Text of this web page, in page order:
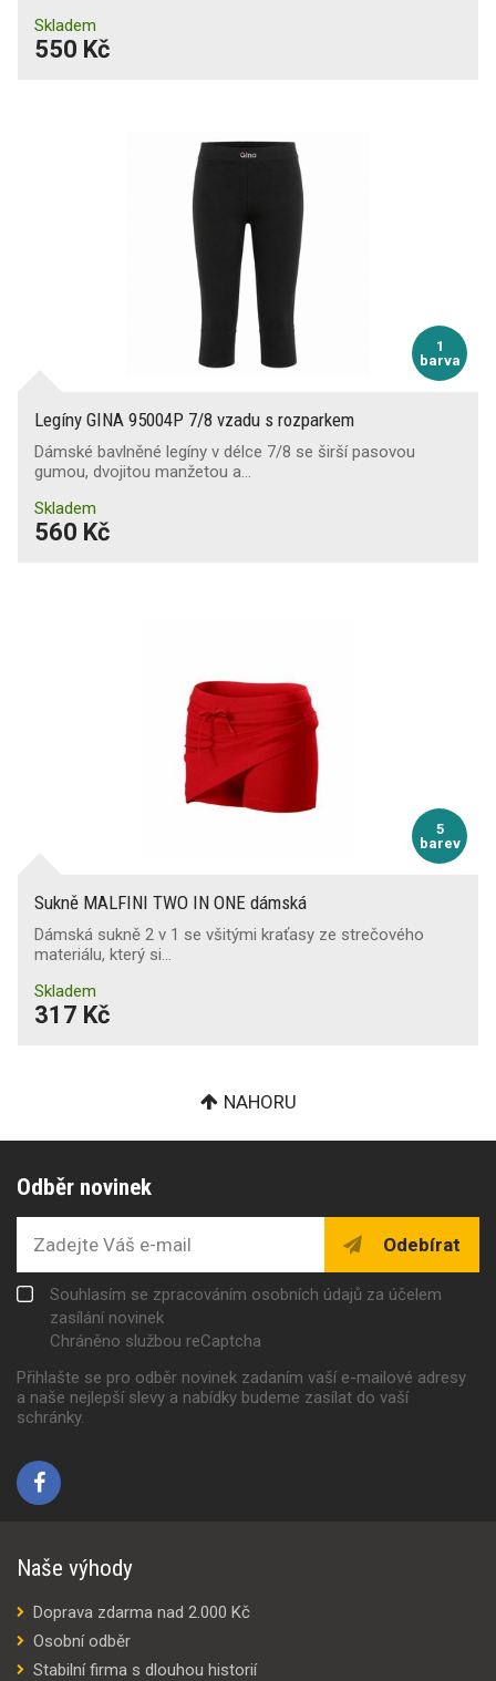
Skladem
550 Kč
1
barva
Legíny GINA 95004P 7/8 vzadu s rozparkem
Dámské bavlněné legíny v délce 7/8 se širší pasovou
gumou, dvojitou manžetou a…
Skladem
560 Kč
5
barev
Sukně MALFINI TWO IN ONE dámská
Dámská sukně 2 v 1 se všitými kraťasy ze strečového
materiálu, který si…
Skladem
317 Kč
NAHORU
Odběr novinek
Odebírat
Souhlasím se zpracováním osobních údajů za účelem
zasílání novinek
Chráněno službou reCaptcha
Přihlašte se pro odběr novinek zadaním vaší e-mailové adresy
a naše nejlepší slevy a nabídky budeme zasílat do vaší
schránky.
Naše výhody
Doprava zdarma nad 2.000 Kč
Osobní odběr
Stabilní firma s dlouhou historií